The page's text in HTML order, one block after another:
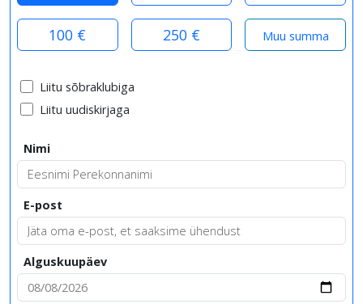
100 € 250 €
Liitu sõbraklubiga
Liitu uudiskirjaga
Nimi
E-post
Alguskuupäev